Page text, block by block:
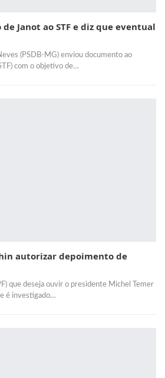
Janot ao STF e diz que eventual
(PSDB-MG) enviou documento ao
com o objetivo de…
autorizar depoimento de
que deseja ouvir o presidente Michel Temer
é investigado…